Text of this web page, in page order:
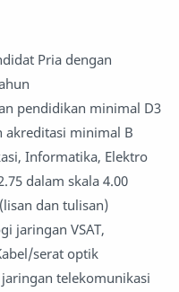
Pria dengan
pendidikan minimal D3
akreditasi minimal B
Informatika, Elektro
dalam skala 4.00
dan tulisan)
jaringan VSAT,
serat optik
telekomunikasi